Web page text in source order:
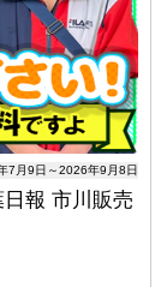
7月9日～2026年9月8日
報 市川販売